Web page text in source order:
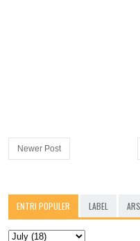
Newer Post
ENTRI POPULER LABEL